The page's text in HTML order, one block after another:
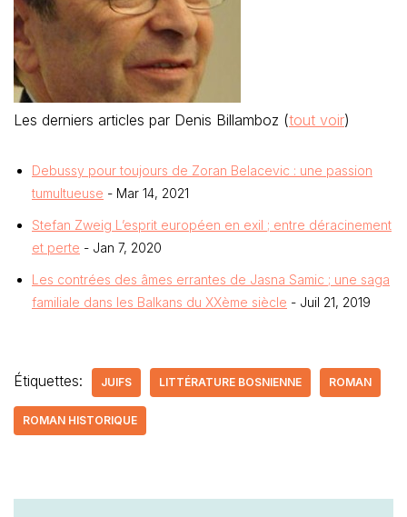
Les derniers articles par Denis Billamboz (tout voir)
Debussy pour toujours de Zoran Belacevic : une passion
tumultueuse - Mar 14, 2021
Stefan Zweig L’esprit européen en exil ; entre déracinement
et perte - Jan 7, 2020
Les contrées des âmes errantes de Jasna Samic ; une saga
familiale dans les Balkans du XXème siècle - Juil 21, 2019
Étiquettes: JUIFS LITTÉRATURE BOSNIENNE ROMAN
ROMAN HISTORIQUE